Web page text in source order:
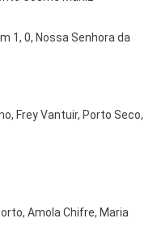
1, 0, Nossa Senhora da
Frey Vantuir, Porto Seco,
Amola Chifre, Maria